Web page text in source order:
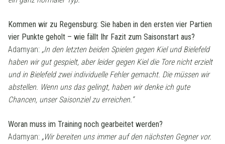
Kommen wir zu Regensburg: Sie haben in den ersten vier Partien
vier Punkte geholt – wie fällt Ihr Fazit zum Saisonstart aus?
Adamyan: „In den letzten beiden Spielen gegen Kiel und Bielefeld
haben wir gut gespielt, aber leider gegen Kiel die Tore nicht erzielt
und in Bielefeld zwei individuelle Fehler gemacht. Die müssen wir
abstellen. Wenn uns das gelingt, haben wir denke ich gute
Chancen, unser Saisonziel zu erreichen.“
Woran muss im Training noch gearbeitet werden?
Adamyan: „Wir bereiten uns immer auf den nächsten Gegner vor.